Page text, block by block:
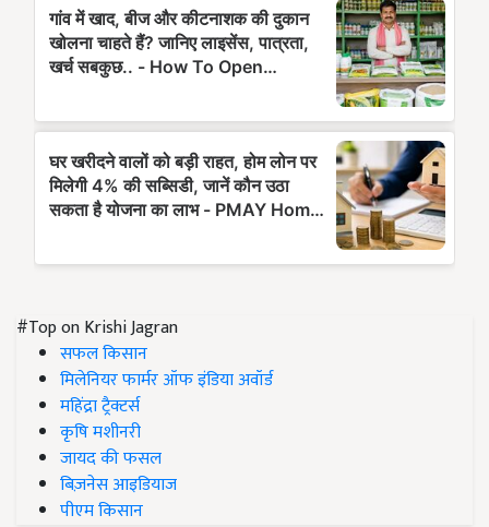
#Top on Krishi Jagran
सफल किसान
मिलेनियर फार्मर ऑफ इंडिया अवॉर्ड
महिंद्रा ट्रैक्टर्स
कृषि मशीनरी
जायद की फसल
बिज़नेस आइडियाज
पीएम किसान